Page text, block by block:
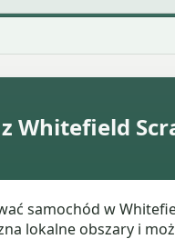
Whitefield
samochód w
lokalne obszary i